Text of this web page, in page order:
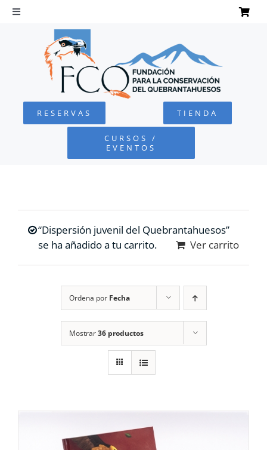
Saltar
Toggle
Navigation
QUEBRANTAHUESOS
FUNDACIÓN
COLABORA
RESERVAS TIENDA
CURSOS /
EVENTOS
“Dispersión juvenil del Quebrantahuesos”
se ha añadido a tu carrito.
Ver carrito
Ordena por Fecha
Mostrar36 productos